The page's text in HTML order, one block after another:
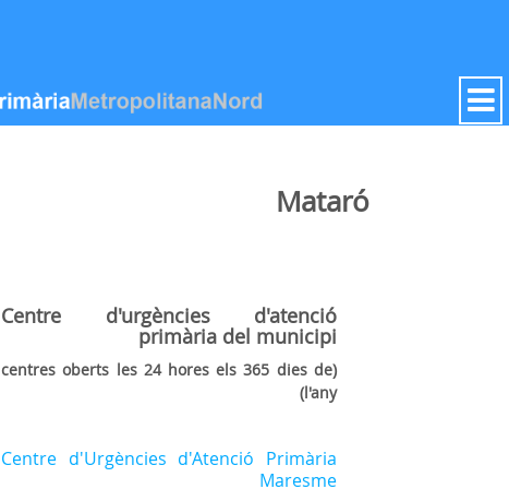
Mataró
Centre d'urgències d'atenció
primària del municipi
(centres oberts les 24 hores els 365 dies de
l'any)
Centre d'Urgències d'Atenció Primària
Maresme